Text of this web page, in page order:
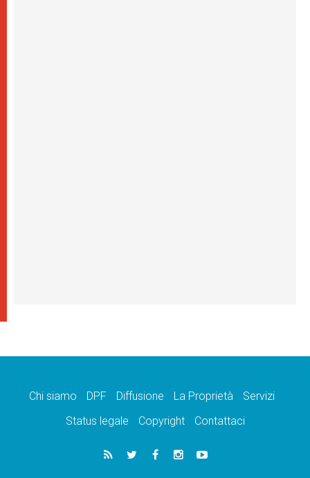
Chi siamo DPF Diffusione La Proprietà
Servizi
Status legale
Copyright Contattaci